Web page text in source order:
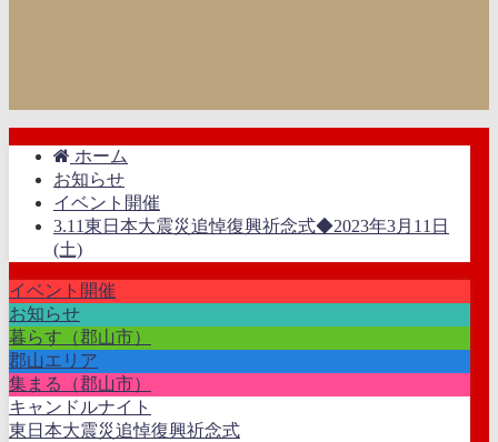
ホーム
お知らせ
イベント開催
3.11東日本大震災追悼復興祈念式◆2023年3月11日
(土)
イベント開催
お知らせ
暮らす（郡山市）
郡山エリア
集まる（郡山市）
キャンドルナイト
東日本大震災追悼復興祈念式